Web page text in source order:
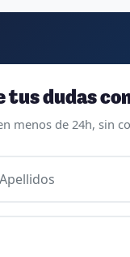
tus dudas
menos de 24h, sin